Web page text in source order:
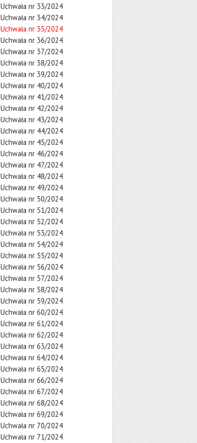
Uchwała nr 33/2024
Uchwała nr 34/2024
Uchwała nr 35/2024
Uchwała nr 36/2024
Uchwała nr 37/2024
Uchwała nr 38/2024
Uchwała nr 39/2024
Uchwała nr 40/2024
Uchwała nr 41/2024
Uchwała nr 42/2024
Uchwała nr 43/2024
Uchwała nr 44/2024
Uchwała nr 45/2024
Uchwała nr 46/2024
Uchwała nr 47/2024
Uchwała nr 48/2024
Uchwała nr 49/2024
Uchwała nr 50/2024
Uchwała nr 51/2024
Uchwała nr 52/2024
Uchwała nr 53/2024
Uchwała nr 54/2024
Uchwała nr 55/2024
Uchwała nr 56/2024
Uchwała nr 57/2024
Uchwała nr 58/2024
Uchwała nr 59/2024
Uchwała nr 60/2024
Uchwała nr 61/2024
Uchwała nr 62/2024
Uchwała nr 63/2024
Uchwała nr 64/2024
Uchwała nr 65/2024
Uchwała nr 66/2024
Uchwała nr 67/2024
Uchwała nr 68/2024
Uchwała nr 69/2024
Uchwała nr 70/2024
Uchwała nr 71/2024